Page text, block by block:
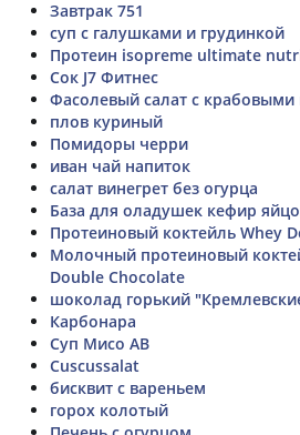
Завтрак 751
суп с галушками и грудинкой
Протеин isopreme ultimate
Сок J7 Фитнес
Фасолевый салат с
плов куриный
Помидоры черри
иван чай напиток
салат винегрет без огурца
База для оладушек кефир
Протеиновый коктейль Whey
Молочный протеиновый
Double Chocolate
шоколад горький
Карбонара
Суп Мисо АВ
Cuscussalat
бисквит с вареньем
горох колотый